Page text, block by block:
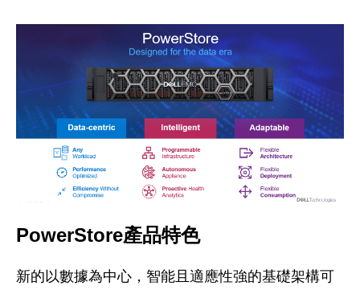
PowerStore產品特色
新的以數據為中心，智能且適應性強的基礎架構可